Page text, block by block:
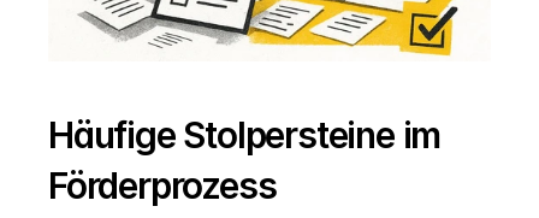
Häufige Stolpersteine im
Förderprozess